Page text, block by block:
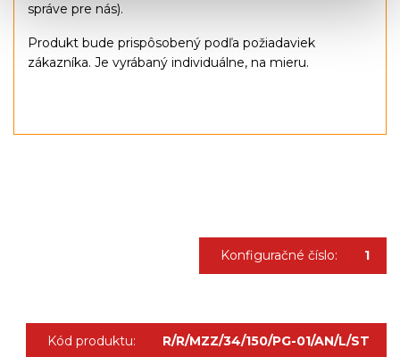
správe pre nás).
Produkt bude prispôsobený podľa požiadaviek
zákazníka. Je vyrábaný individuálne, na mieru.
Konfiguračné číslo: 1
Kód produktu: R/R/MZZ/34/150/PG-01/AN/L/ST